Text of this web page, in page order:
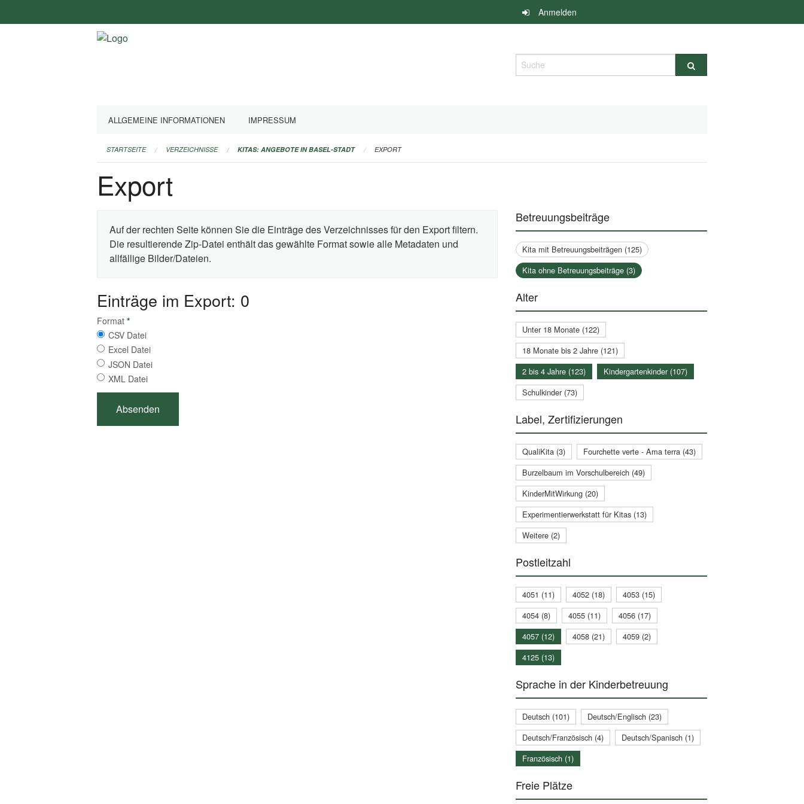
überspringen
Anmelden
Suche
ALLGEMEINE INFORMATIONEN IMPRESSUM
STARTSEITE VERZEICHNISSE KITAS: ANGEBOTE IN BASEL-STADT EXPORT
Export
Auf der rechten Seite können Sie die Einträge des Verzeichnisses für den Export filtern.
Die resultierende Zip-Datei enthält das gewählte Format sowie alle Metadaten und
allfällige Bilder/Dateien.
Einträge im Export: 0
Format *
CSV Datei
Excel Datei
JSON Datei
XML Datei
Betreuungsbeiträge
Kita mit Betreuungsbeiträgen (125)
Kita ohne Betreuungsbeiträge (3)
Alter
Unter 18 Monate (122)
18 Monate bis 2 Jahre (121)
2 bis 4 Jahre (123)
Kindergartenkinder (107)
Schulkinder (73)
Label, Zertifizierungen
QualiKita (3)
Fourchette verte - Ama terra (43)
Burzelbaum im Vorschulbereich (49)
KinderMitWirkung (20)
Experimentierwerkstatt für Kitas (13)
Weitere (2)
Postleitzahl
4051 (11) 4052 (18)
4053 (15)
4054 (8)
4055 (11)
4056 (17)
4057 (12)
4058 (21)
4059 (2)
4125 (13)
Sprache in der Kinderbetreuung
Deutsch (101)
Deutsch/Englisch (23)
Deutsch/Französisch (4)
Deutsch/Spanisch (1)
Französisch (1)
Freie Plätze